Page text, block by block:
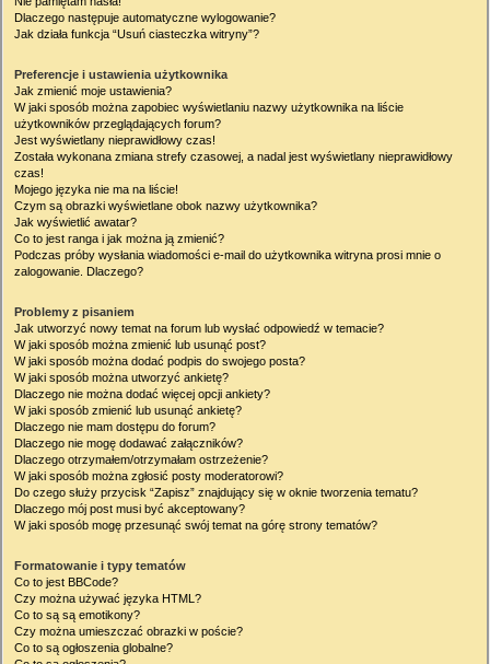
Dlaczego następuje automatyczne wylogowanie?
Jak działa funkcja “Usuń ciasteczka witryny”?
Preferencje i ustawienia użytkownika
Jak zmienić moje ustawienia?
W jaki sposób można zapobiec wyświetlaniu nazwy użytkownika na liście
użytkowników przeglądających forum?
Jest wyświetlany nieprawidłowy czas!
Została wykonana zmiana strefy czasowej, a nadal jest wyświetlany nieprawidłowy
czas!
Mojego języka nie ma na liście!
Czym są obrazki wyświetlane obok nazwy użytkownika?
Jak wyświetlić awatar?
Co to jest ranga i jak można ją zmienić?
Podczas próby wysłania wiadomości e-mail do użytkownika witryna prosi mnie o
zalogowanie. Dlaczego?
Problemy z pisaniem
Jak utworzyć nowy temat na forum lub wysłać odpowiedź w temacie?
W jaki sposób można zmienić lub usunąć post?
W jaki sposób można dodać podpis do swojego posta?
W jaki sposób można utworzyć ankietę?
Dlaczego nie można dodać więcej opcji ankiety?
W jaki sposób zmienić lub usunąć ankietę?
Dlaczego nie mam dostępu do forum?
Dlaczego nie mogę dodawać załączników?
Dlaczego otrzymałem/otrzymałam ostrzeżenie?
W jaki sposób można zgłosić posty moderatorowi?
Do czego służy przycisk “Zapisz” znajdujący się w oknie tworzenia tematu?
Dlaczego mój post musi być akceptowany?
W jaki sposób mogę przesunąć swój temat na górę strony tematów?
Formatowanie i typy tematów
Co to jest BBCode?
Czy można używać języka HTML?
Co to są są emotikony?
Czy można umieszczać obrazki w poście?
Co to są ogłoszenia globalne?